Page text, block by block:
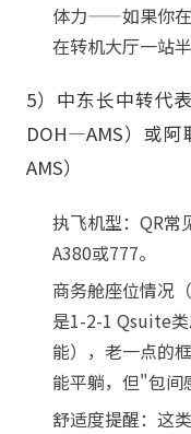
体力——如果你在
在转机大厅一站
5）中东长中转代
DOH—AMS）或
AMS）
执飞机型：QR常
A380或777。
商务舱座位情况
是1-2-1 Qsuite
能），老一点的
能平躺，但"包间
舒适度提醒：这